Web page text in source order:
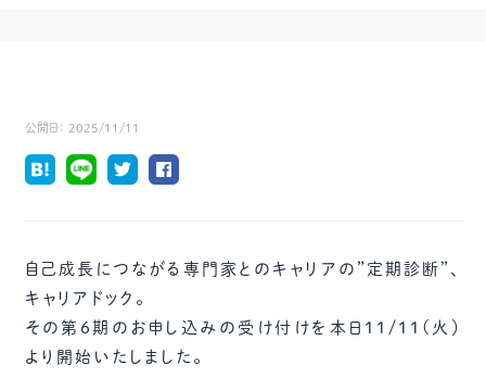
公開日： 2025/11/11
自己成長につながる専門家とのキャリアの”定期診断”、
キャリアドック。
その第６期のお申し込みの受け付けを本日11/11(火）
より開始いたしました。